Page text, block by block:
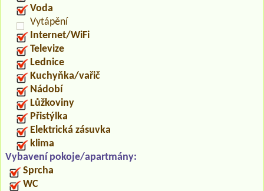
Voda
Vytápění
Internet/WiFi
Televize
Lednice
Kuchyňka/vařič
Nádobí
Lůžkoviny
Přistýlka
Elektrická zásuvka
klima
Vybavení pokoje/apartmány:
Sprcha
WC